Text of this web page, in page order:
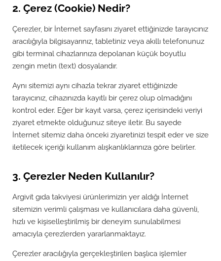
2. Çerez (Cookie) Nedir?
Çerezler, bir İnternet sayfasını ziyaret ettiğinizde tarayıcınız
aracılığıyla bilgisayarınız, tabletiniz veya akıllı telefonunuz
gibi terminal cihazlarınıza depolanan küçük boyutlu
zengin metin (text) dosyalarıdır.
Aynı sitemizi aynı cihazla tekrar ziyaret ettiğinizde
tarayıcınız, cihazınızda kayıtlı bir çerez olup olmadığını
kontrol eder. Eğer bir kayıt varsa, çerez içerisindeki veriyi
ziyaret etmekte olduğunuz siteye iletir. Bu sayede
İnternet sitemiz daha önceki ziyaretinizi tespit eder ve size
iletilecek içeriği kullanım alışkanlıklarınıza göre belirler.
3. Çerezler Neden Kullanılır?
Argivit gıda takviyesi ürünlerimizin yer aldığı İnternet
sitemizin verimli çalışması ve kullanıcılara daha güvenli,
hızlı ve kişiselleştirilmiş bir deneyim sunulabilmesi
amacıyla çerezlerden yararlanmaktayız.
Çerezler aracılığıyla gerçekleştirilen başlıca işlemler